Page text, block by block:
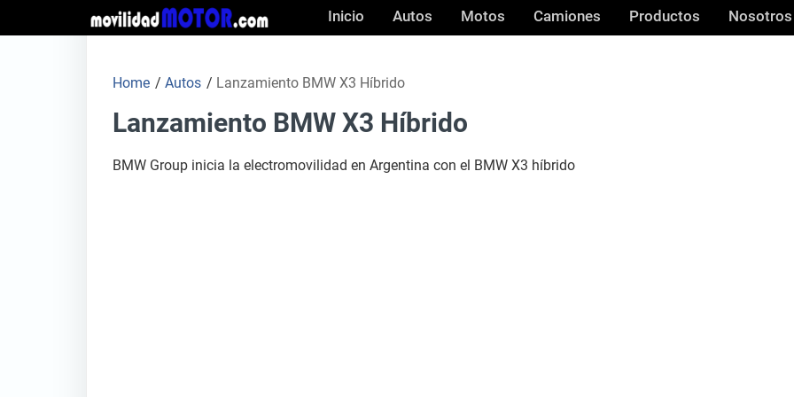
to
Inicio Autos Motos Camiones Productos Nosotros
Home / Autos / Lanzamiento BMW X3 Híbrido
Lanzamiento BMW X3 Híbrido
BMW Group inicia la electromovilidad en Argentina con el BMW X3 híbrido